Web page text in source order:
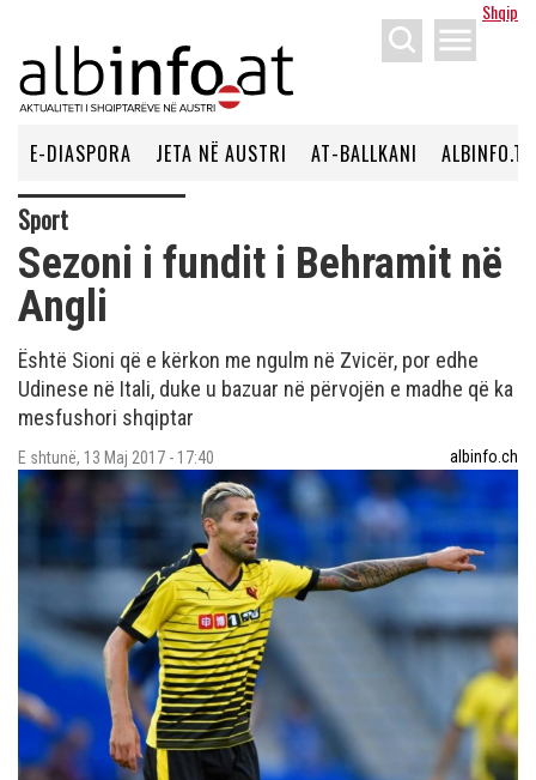
Shqip
menu
E-DIASPORA JETA NË AUSTRI AT-BALLKANI ALBINFO.TV
Sport
Sezoni i fundit i Behramit në
Angli
Është Sioni që e kërkon me ngulm në Zvicër, por edhe
Udinese në Itali, duke u bazuar në përvojën e madhe që ka
mesfushori shqiptar
E shtunë, 13 Maj 2017 - 17:40 albinfo.ch